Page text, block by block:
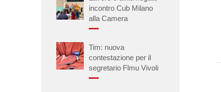
incontro Cub Milano
alla Camera
Tim: nuova
contestazione per il
segretario Flmu Vivoli